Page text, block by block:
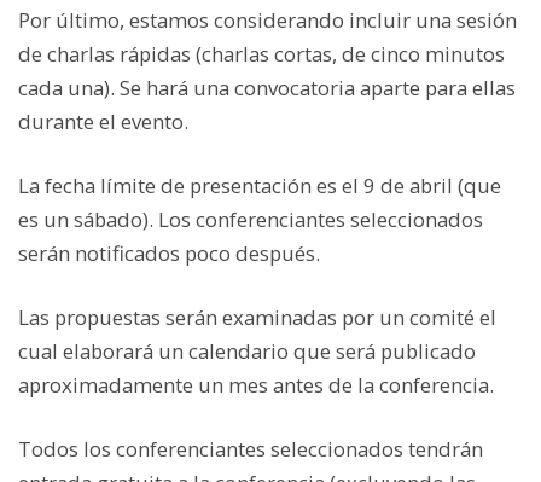
Por último, estamos considerando incluir una sesión
de charlas rápidas (charlas cortas, de cinco minutos
cada una). Se hará una convocatoria aparte para ellas
durante el evento.
La fecha límite de presentación es el 9 de abril (que
es un sábado). Los conferenciantes seleccionados
serán notificados poco después.
Las propuestas serán examinadas por un comité el
cual elaborará un calendario que será publicado
aproximadamente un mes antes de la conferencia.
Todos los conferenciantes seleccionados tendrán